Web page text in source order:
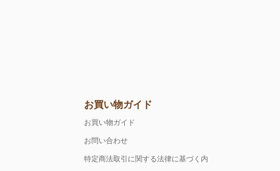
お買い物ガイド
お買い物ガイド
お問い合わせ
特定商法取引に関する法律に基づく内